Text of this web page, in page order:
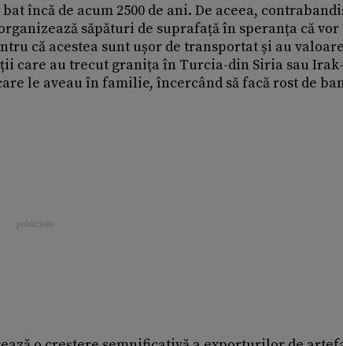
încă de acum 2500 de ani. De aceea,
săpături de suprafață în speranța că vor
că acestea sunt ușor de transportat și au valoare
care au trecut granița în Turcia-din Siria sau Irak-
le aveau în familie, încercând să facă rost de